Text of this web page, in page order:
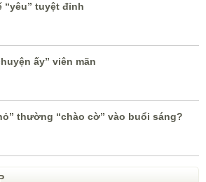
“yêu” tuyệt đỉnh
ấy” viên mãn
thường “chào cờ” vào buổi sáng?